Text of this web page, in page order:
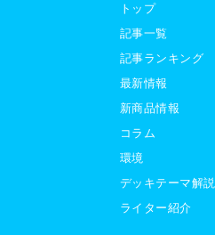
トップ
記事一覧
記事ランキング
最新情報
新商品情報
コラム
環境
デッキテーマ解説
ライター紹介